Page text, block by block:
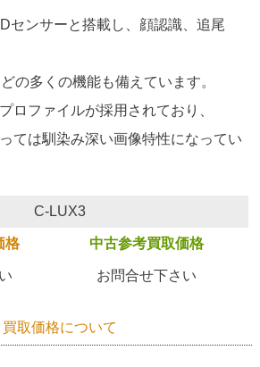
センサーと搭載し、顔認識、追尾
の多くの機能も備えています。
ロファイルが採用されており、
ては馴染み深い画像特性になってい
C-LUX3
格 中古参考買取価格
お問合せ下さい
買取価格について